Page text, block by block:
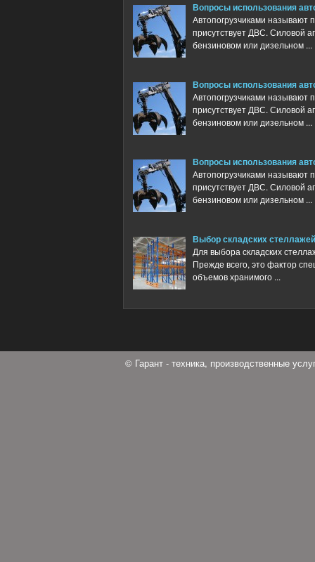
Вопросы использования
Автопогрузчиками называют
присутствует ДВС. Силовой
бензиновом или дизельном ...
Вопросы использования
Автопогрузчиками называют
присутствует ДВС. Силовой
бензиновом или дизельном ...
Вопросы использования
Автопогрузчиками называют
присутствует ДВС. Силовой
бензиновом или дизельном ...
Выбор складских стеллажей
Для выбора складских
Прежде всего, это фактор
объемов хранимого ...
© Гарант - техника, производственные